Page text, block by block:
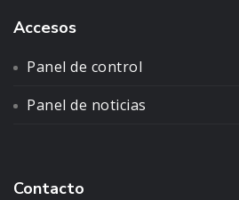
Accesos
Panel de control
Panel de noticias
Contacto